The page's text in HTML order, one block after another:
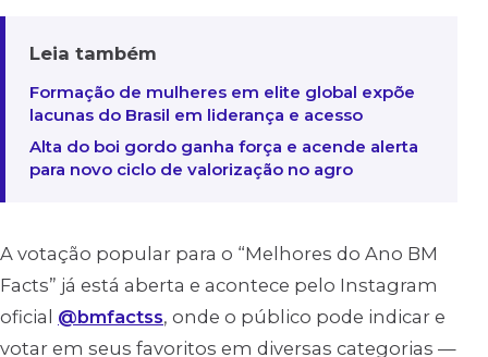
Leia também
Formação de mulheres em elite global expõe
lacunas do Brasil em liderança e acesso
Alta do boi gordo ganha força e acende alerta
para novo ciclo de valorização no agro
A votação popular para o “Melhores do Ano BM
Facts” já está aberta e acontece pelo Instagram
oficial @bmfactss, onde o público pode indicar e
votar em seus favoritos em diversas categorias —